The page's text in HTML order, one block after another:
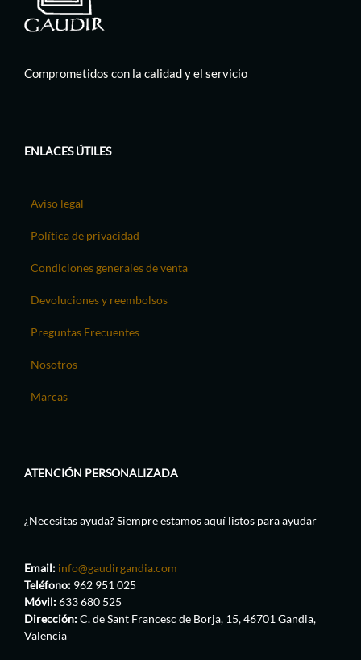
Comprometidos con la calidad y el servicio
ENLACES ÚTILES
Aviso legal
Política de privacidad
Condiciones generales de venta
Devoluciones y reembolsos
Preguntas Frecuentes
Nosotros
Marcas
ATENCIÓN PERSONALIZADA
¿Necesitas ayuda? Siempre estamos aquí listos para ayudar
Email: info@gaudirgandia.com
Teléfono: 962 951 025
Móvil:633 680 525
Dirección:C. de Sant Francesc de Borja, 15, 46701 Gandia,
Valencia